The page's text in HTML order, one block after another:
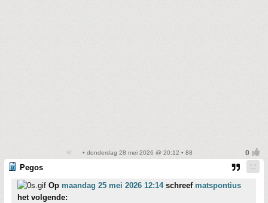
• donderdag 28 mei 2026 @ 20:12 • 88
Pegos
Op maandag 25 mei 2026 12:14schreef matspontius
het volgende: